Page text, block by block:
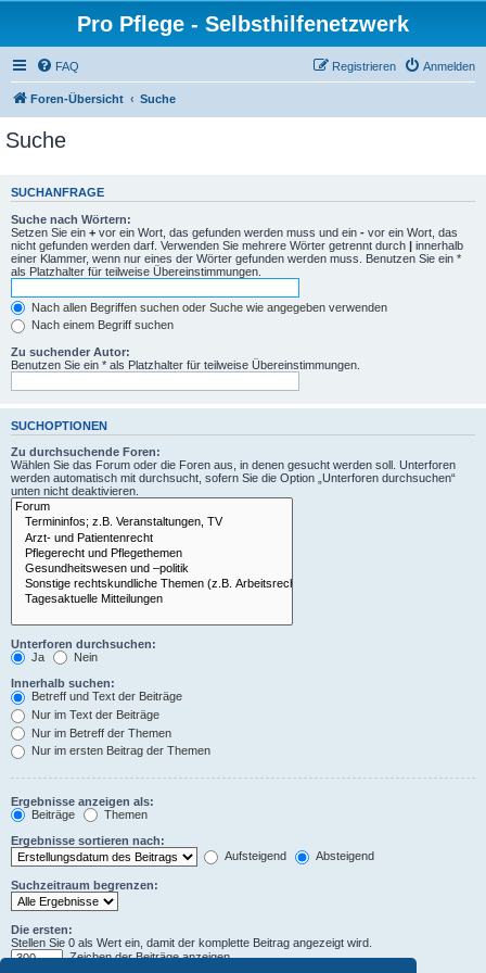
Pro Pflege - Selbsthilfenetzwerk
FAQ Anmelden
Registrieren
Foren-Übersicht Suche
Suche
SUCHANFRAGE
Suche nach Wörtern:
Setzen Sie ein + vor ein Wort, das gefunden werden muss und ein - vor ein Wort, das
nicht gefunden werden darf. Verwenden Sie mehrere Wörter getrennt durch | innerhalb
einer Klammer, wenn nur eines der Wörter gefunden werden muss. Benutzen Sie ein *
als Platzhalter für teilweise Übereinstimmungen.
Nach allen Begriffen suchen oder Suche wie angegeben verwenden
Nach einem Begriff suchen
Zu suchender Autor:
Benutzen Sie ein * als Platzhalter für teilweise Übereinstimmungen.
SUCHOPTIONEN
Zu durchsuchende Foren:
Wählen Sie das Forum oder die Foren aus, in denen gesucht werden soll. Unterforen
werden automatisch mit durchsucht, sofern Sie die Option „Unterforen durchsuchen“
unten nicht deaktivieren.
Unterforen durchsuchen:
Ja
Nein
Innerhalb suchen:
Betreff und Text der Beiträge
Nur im Text der Beiträge
Nur im Betreff der Themen
Nur im ersten Beitrag der Themen
Ergebnisse anzeigen als:
Beiträge
Themen
Ergebnisse sortieren nach:
Aufsteigend
Absteigend
Suchzeitraum begrenzen:
Die ersten:
Stellen Sie 0 als Wert ein, damit der komplette Beitrag angezeigt wird.
Zeichen der Beiträge anzeigen